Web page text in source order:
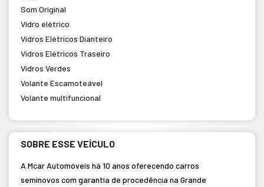
Som Original
Vidro elétrico
Vidros Elétricos Dianteiro
Vidros Elétricos Traseiro
Vidros Verdes
Volante Escamoteável
Volante multifuncional
SOBRE ESSE VEÍCULO
A Mcar Automóveis há 10 anos oferecendo carros
seminovos com garantia de procedência na Grande